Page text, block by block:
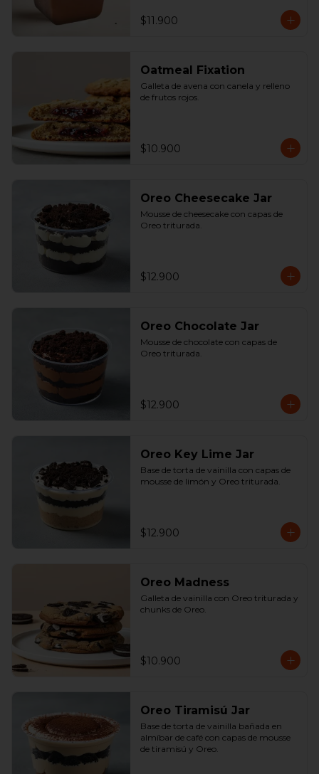
$11.900
Oatmeal Fixation
Galleta de avena con canela y relleno
de frutos rojos.
$10.900
Oreo Cheesecake Jar
Mousse de cheesecake con capas de
Oreo triturada.
$12.900
Oreo Chocolate Jar
Mousse de chocolate con capas de
Oreo triturada.
$12.900
Oreo Key Lime Jar
Base de torta de vainilla con capas de
mousse de limón y Oreo triturada.
$12.900
Oreo Madness
Galleta de vainilla con Oreo triturada y
chunks de Oreo.
$10.900
Oreo Tiramisú Jar
Base de torta de vainilla bañada en
almíbar de café con capas de mousse
de tiramisú y Oreo.